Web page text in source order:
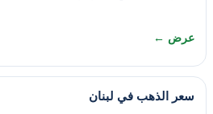
عرض ←
سعر الذهب في لبنان